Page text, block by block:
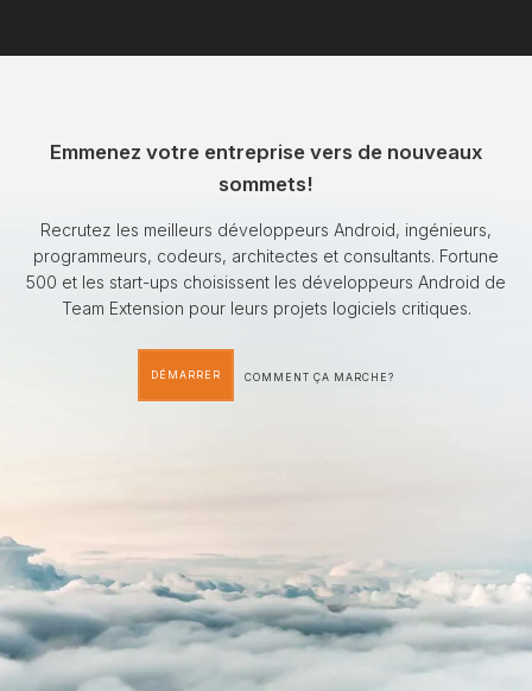
Emmenez votre entreprise vers de nouveaux
sommets!
Recrutez les meilleurs développeurs Android, ingénieurs,
programmeurs, codeurs, architectes et consultants. Fortune
500 et les start-ups choisissent les développeurs Android de
Team Extension pour leurs projets logiciels critiques.
DÉMARRER COMMENT ÇA MARCHE?